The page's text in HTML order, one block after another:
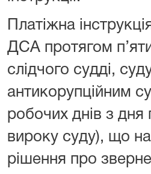
Платіжна
ДСА протягом
слідчого судді,
антикорупційним
робочих днів з
вироку суду), що
рішення про